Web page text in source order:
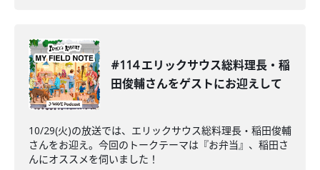
#114 エリックサウス総料理長・稲
田俊輔さんをゲストにお迎えして
10/29(火)の放送では、エリックサウス総料理長・稲田俊輔
さんをお迎え。今回のトークテーマは『お弁当』、稲田さ
んにオススメを伺いました！